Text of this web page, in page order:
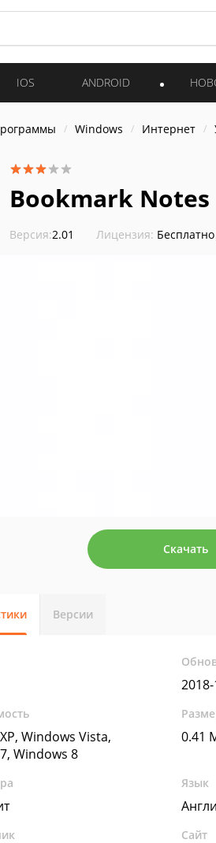
IOS ANDROID
Windows Интернет
Bookmark Notes
Версия:2.01 Лицензия:
Скачать
Версии
Windows Vista,
Windows 8
0.41
Язык
Сайт